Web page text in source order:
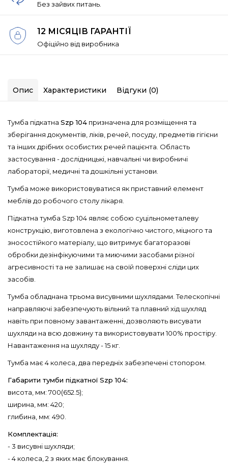
Без зайвих питань.
12 МІСЯЦІВ ГАРАНТІЇ
Офіційно від виробника
Опис Характеристики Відгуки (0)
Тумба підкатна Szp 104 призначена для розміщення та
зберігання документів, ліків, речей, посуду, предметів гігієни
та інших дрібних особистих речей пацієнта. Область
застосування - дослідницькі, навчальні чи виробничі
лабораторії, медичні та дошкільні установи.
Тумба може використовуватися як приставний елемент
меблів до робочого столу лікаря.
Підкатна тумба Szp 104 являє собою суцільнометалеву
конструкцію, виготовлена ​​з екологічно чистого, міцного та
зносостійкого матеріалу, що витримує багаторазові
обробки дезінфікуючими та миючими засобами різної
агресивності та не залишає на своїй поверхні сліди цих
засобів.
Тумба обладнана трьома висувними шухлядами. Телескопічні
направляючі забезпечують вільний та плавний хід шухляд
навіть при повному завантаженні, дозволяють висувати
шухляди на всю довжину та використовувати 100% простіру.
Навантаження на шухляду - 15 кг.
Тумба має 4 колеса, два передніх забезпечені стопором.
Габарити тумби підкатної Szp 104:
висота, мм: 700(652.5);
ширина, мм: 420;
глибина, мм: 490.
Комплектація:
- 3 висувні шухляди;
- 4 колеса, 2 з яких має блокування.